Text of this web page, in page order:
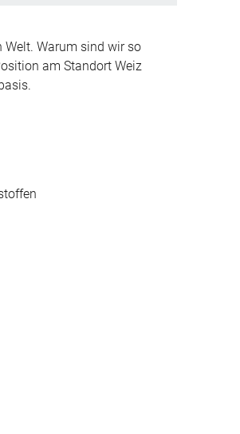
Welt. Warum sind wir so
am Standort Weiz